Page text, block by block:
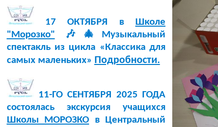
17 ОКТЯБРЯ в Школе
"Морозко" 🎶🎄Музыкальный
спектакль из цикла «Классика для
самых маленьких» Подробности.
11-ГО СЕНТЯБРЯ 2025 ГОДА
состоялась экскурсия учащихся
Школы МОРОЗКО в Центральный